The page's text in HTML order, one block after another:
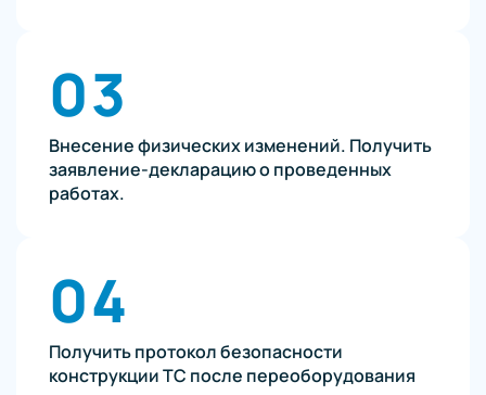
03
Внесение физических изменений. Получить
заявление-декларацию о проведенных
работах.
04
Получить протокол безопасности
конструкции ТС после переоборудования